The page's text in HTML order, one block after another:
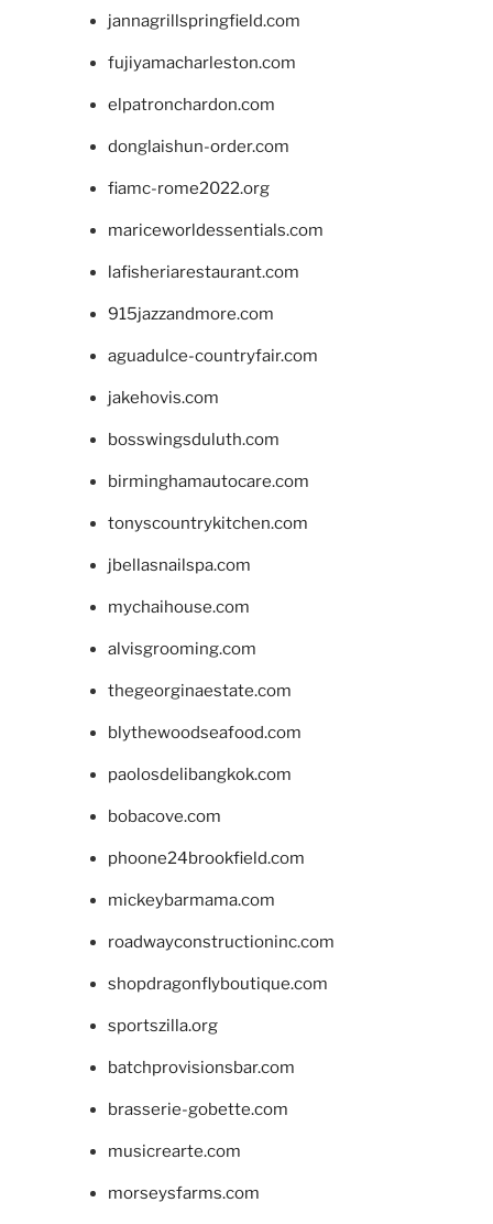
jannagrillspringfield.com
fujiyamacharleston.com
elpatronchardon.com
donglaishun-order.com
fiamc-rome2022.org
mariceworldessentials.com
lafisheriarestaurant.com
915jazzandmore.com
aguadulce-countryfair.com
jakehovis.com
bosswingsduluth.com
birminghamautocare.com
tonyscountrykitchen.com
jbellasnailspa.com
mychaihouse.com
alvisgrooming.com
thegeorginaestate.com
blythewoodseafood.com
paolosdelibangkok.com
bobacove.com
phoone24brookfield.com
mickeybarmama.com
roadwayconstructioninc.com
shopdragonflyboutique.com
sportszilla.org
batchprovisionsbar.com
brasserie-gobette.com
musicrearte.com
morseysfarms.com